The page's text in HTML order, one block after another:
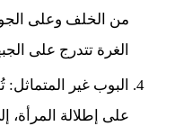
من الخلف وعلى
الغرة تتدرج على
البوب غير
على إطلالة المرأة،